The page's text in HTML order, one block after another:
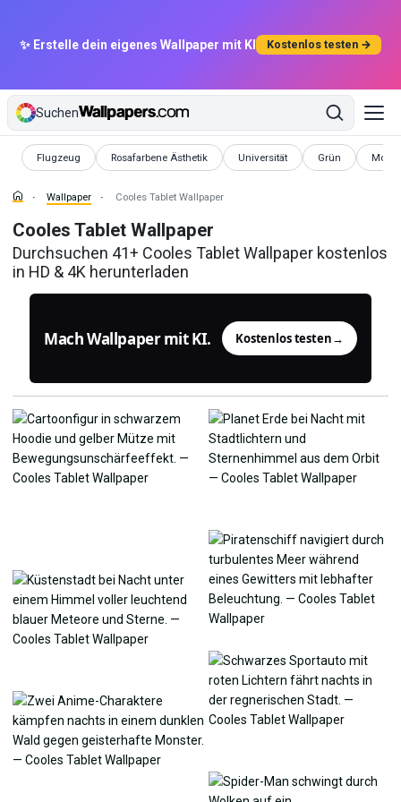
✨ Erstelle dein eigenes Wallpaper mit KI Kostenlos testen →
Suchen
Flugzeug
Wallpaper Rosafarbene Ästhetik
Wallpaper Universität
Wallpaper Grün
Wallpaper Mode
Wallpaper Cooles Tablet Wallpaper
Cooles Tablet Wallpaper
Durchsuchen 41+ Cooles Tablet Wallpaper kostenlos
in HD & 4K herunterladen
Mach Wallpaper mit KI. Kostenlos testen→